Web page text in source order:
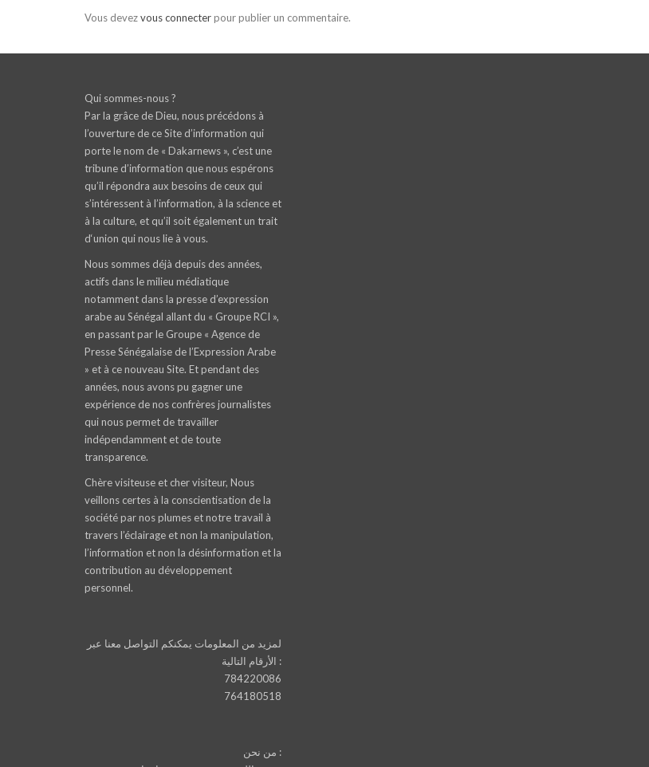
Vous devezvous connecterpour publier un commentaire.
Qui sommes-nous ?
Par la grâce de Dieu, nous précédons à
l’ouverture de ce Site d’information qui
porte le nom de « Dakarnews », c’est une
tribune d’information que nous espérons
qu’il répondra aux besoins de ceux qui
s’intéressent à l’information, à la science et
à la culture, et qu’il soit également un trait
d‘union qui nous lie à vous.
Nous sommes déjà depuis des années,
actifs dans le milieu médiatique
notamment dans la presse d’expression
arabe au Sénégal allant du « Groupe RCI »,
en passant par le Groupe « Agence de
Presse Sénégalaise de l’Expression Arabe
» et à ce nouveau Site. Et pendant des
années, nous avons pu gagner une
expérience de nos confrères journalistes
qui nous permet de travailler
indépendamment et de toute
transparence.
Chère visiteuse et cher visiteur, Nous
veillons certes à la conscientisation de la
société par nos plumes et notre travail à
travers l’éclairage et non la manipulation,
l’information et non la désinformation et la
contribution au développement
personnel.
لمزيد من المعلومات يمكنكم التواصل معنا عبر
الأرقام التالية :
784220086
764180518
من نحن :